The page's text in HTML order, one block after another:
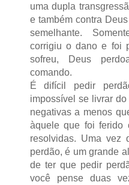
uma dupla
e também contra
semelhante.
corrigiu o dano e foi
sofreu, Deus
comando.
É difícil pedir
impossível se livrar
negativas a menos
àquele que foi ferido
resolvidas. Uma vez
perdão, é um grande
de ter que pedir
você pense duas